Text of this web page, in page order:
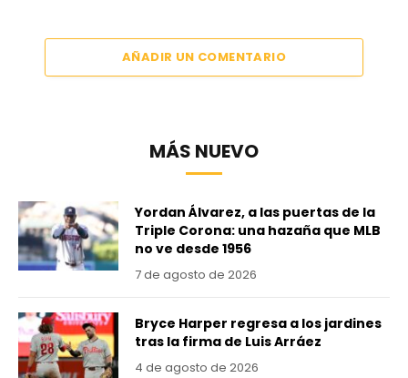
AÑADIR UN COMENTARIO
MÁS NUEVO
Yordan Álvarez, a las puertas de la
Triple Corona: una hazaña que MLB
no ve desde 1956
7 de agosto de 2026
Bryce Harper regresa a los jardines
tras la firma de Luis Arráez
4 de agosto de 2026